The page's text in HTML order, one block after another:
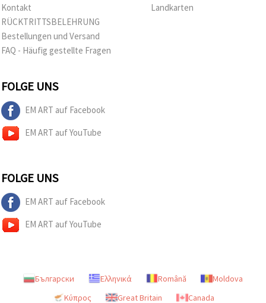
Kontakt
RÜCKTRITTSBELEHRUNG
Bestellungen und Versand
FAQ - Häufig gestellte Fragen
Landkarten
FOLGE UNS
EM ART auf Facebook
EM ART auf YouTube
FOLGE UNS
EM ART auf Facebook
EM ART auf YouTube
Български Ελληνικά Română
Moldova
Κύπρος
Great Britain Canada